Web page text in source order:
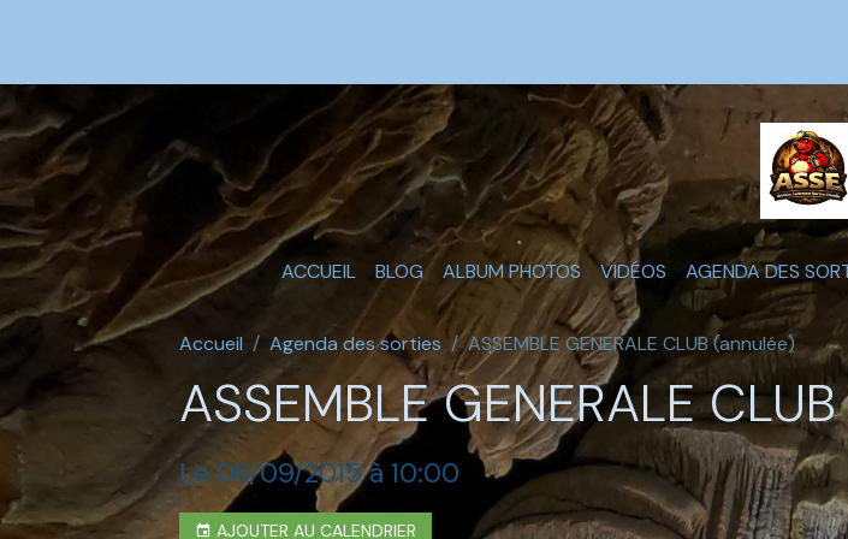
ACCUEIL BLOG ALBUM PHOTOS VIDÉOS AGENDA DES
Accueil Agenda des sorties ASSEMBLE GENERALE CLUB (annulée)
ASSEMBLE GENERALE
Le 06/09/2015 à 10:00
AJOUTER AU CALENDRIER